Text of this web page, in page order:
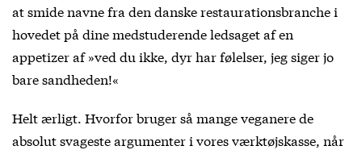
at smide navne fra den danske restaurationsbranche i
hovedet på dine medstuderende ledsaget af en
appetizer af »ved du ikke, dyr har følelser, jeg siger jo
bare sandheden!«
Helt ærligt. Hvorfor bruger så mange veganere de
absolut svageste argumenter i vores værktøjskasse, når